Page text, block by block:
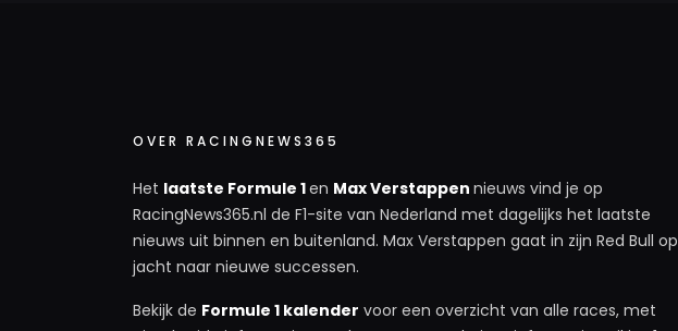
OVER RACINGNEWS365
Het laatste Formule 1en Max Verstappen nieuws vind je op
RacingNews365.nl de F1-site van Nederland met dagelijks het laatste
nieuws uit binnen en buitenland. Max Verstappen gaat in zijn Red Bull op
jacht naar nieuwe successen.
Bekijk de Formule 1 kalender voor een overzicht van alle races, met